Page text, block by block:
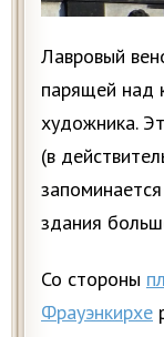
Лавровый
парящей над
художника.
(в
здания
Со стороны
Фрауэнкирхе